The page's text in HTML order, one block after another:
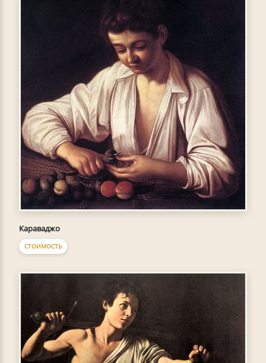
Караваджо
СТОИМОСТЬ